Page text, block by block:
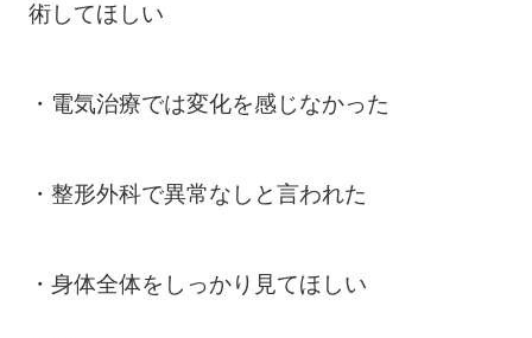
術してほしい
・電気治療では変化を感じなかった
・整形外科で異常なしと言われた
・身体全体をしっかり見てほしい